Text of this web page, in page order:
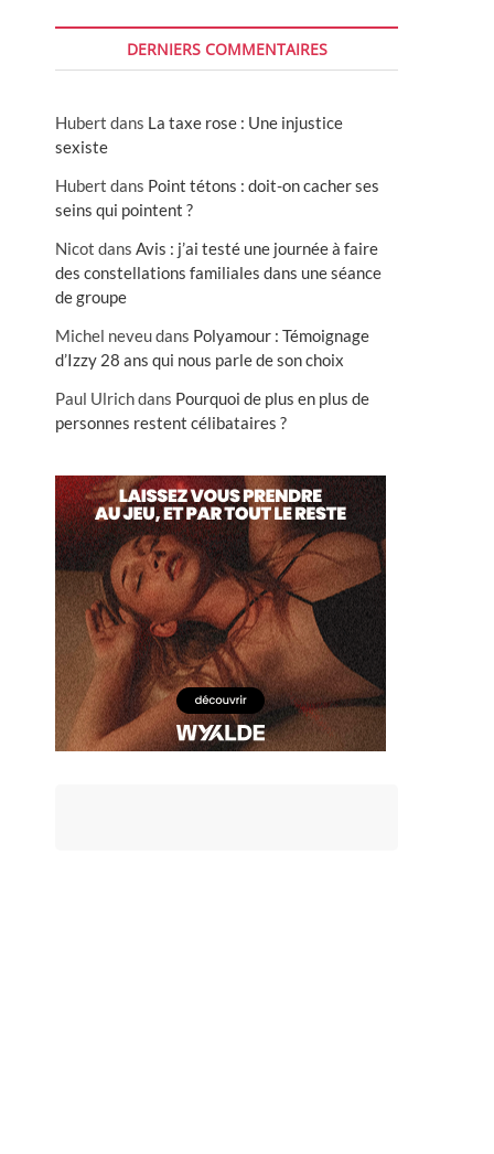
DERNIERS COMMENTAIRES
Hubert dans La taxe rose : Une injustice
sexiste
Hubert dans Point tétons : doit-on cacher ses
seins qui pointent ?
Nicot dans Avis : j’ai testé une journée à faire
des constellations familiales dans une séance
de groupe
Michel neveudans Polyamour : Témoignage
d’Izzy 28 ans qui nous parle de son choix
Paul Ulrichdans Pourquoi de plus en plus de
personnes restent célibataires ?